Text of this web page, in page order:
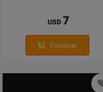
USD 7
Comprar